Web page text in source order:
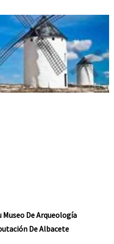
Museo De Arqueología
De Albacete